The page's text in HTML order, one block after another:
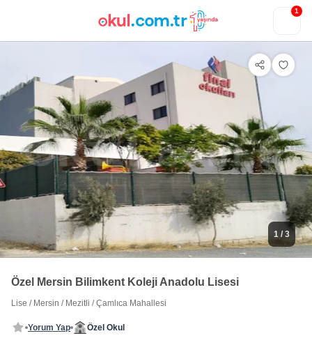
1
1 / 3
Özel Mersin Bilimkent Koleji Anadolu Lisesi
Lise / Mersin / Mezitli /Çamlıca Mahallesi
Yorum Yap Özel Okul